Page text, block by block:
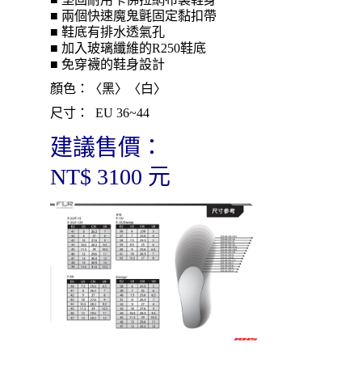
■ 兩個快速魔鬼氈固定黏扣帶
■ 鞋底有排水透氣孔
■ 加入玻璃纖維的R250鞋底
■ 免穿襪的鞋身設計
顏色：〈黑〉〈白〉
尺寸： EU 36~44
建議售價：
NT$ 3100 元